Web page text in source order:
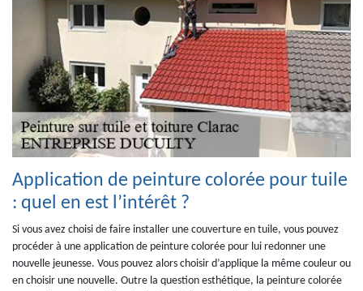
Application de peinture colorée pour tuile
: quel en est l’intérêt ?
Si vous avez choisi de faire installer une couverture en tuile, vous pouvez
procéder à une application de peinture colorée pour lui redonner une
nouvelle jeunesse. Vous pouvez alors choisir d’applique la même couleur ou
en choisir une nouvelle. Outre la question esthétique, la peinture colorée